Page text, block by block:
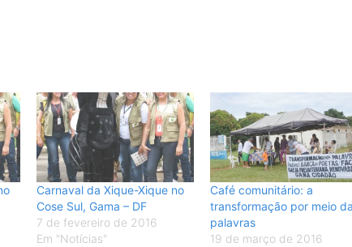
Carnaval da Xique-Xique no
Cose Sul, Gama – DF
7 de fevereiro de 2016
Em "Notícias"
Café comunitário: a
transformação por meio
palavras
19 de março de 2016